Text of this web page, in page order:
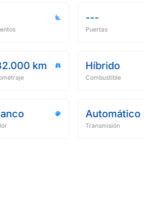
---
Puertas
km Híbrido
Combustible
Automático
Transmisión